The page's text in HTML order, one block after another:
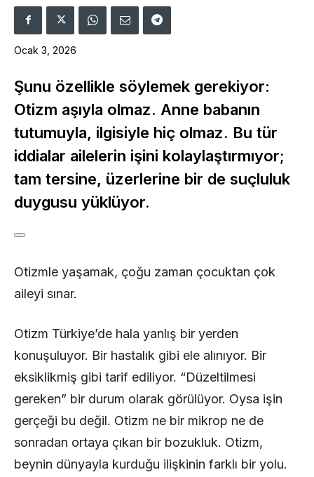
Ocak 3, 2026
Şunu özellikle söylemek gerekiyor:
Otizm aşıyla olmaz. Anne babanın
tutumuyla, ilgisiyle hiç olmaz. Bu tür
iddialar ailelerin işini kolaylaştırmıyor;
tam tersine, üzerlerine bir de suçluluk
duygusu yüklüyor.
Otizmle yaşamak, çoğu zaman çocuktan çok
aileyi sınar.
Otizm Türkiye’de hala yanlış bir yerden
konuşuluyor. Bir hastalık gibi ele alınıyor. Bir
eksiklikmiş gibi tarif ediliyor. “Düzeltilmesi
gereken” bir durum olarak görülüyor. Oysa işin
gerçeği bu değil. Otizm ne bir mikrop ne de
sonradan ortaya çıkan bir bozukluk. Otizm,
beynin dünyayla kurduğu ilişkinin farklı bir yolu.